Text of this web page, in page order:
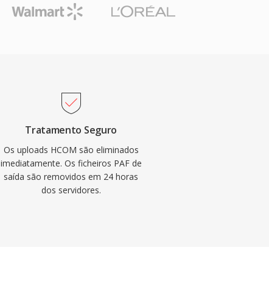
Tratamento Seguro
Os uploads HCOM são eliminados
imediatamente. Os ficheiros PAF de
saída são removidos em 24 horas
dos servidores.